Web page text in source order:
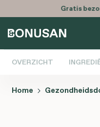
Gratis
OVERZICHT
Home